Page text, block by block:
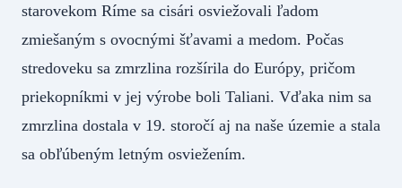
starovekom Ríme sa cisári osviežovali ľadom
zmiešaným s ovocnými šťavami a medom. Počas
stredoveku sa zmrzlina rozšírila do Európy, pričom
priekopníkmi v jej výrobe boli Taliani. Vďaka nim sa
zmrzlina dostala v 19. storočí aj na naše územie a stala
sa obľúbeným letným osviežením.